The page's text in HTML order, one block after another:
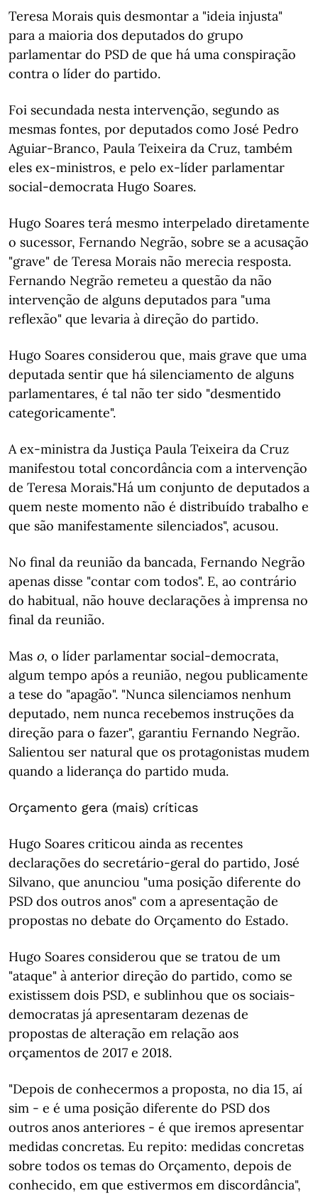
Teresa Morais quis desmontar a "ideia injusta"
para a maioria dos deputados do grupo
parlamentar do PSD de que há uma conspiração
contra o líder do partido.
Foi secundada nesta intervenção, segundo as
mesmas fontes, por deputados como José Pedro
Aguiar-Branco, Paula Teixeira da Cruz, também
eles ex-ministros, e pelo ex-líder parlamentar
social-democrata Hugo Soares.
Hugo Soares terá mesmo interpelado diretamente
o sucessor, Fernando Negrão, sobre se a acusação
"grave" de Teresa Morais não merecia resposta.
Fernando Negrão remeteu a questão da não
intervenção de alguns deputados para "uma
reflexão" que levaria à direção do partido.
Hugo Soares considerou que, mais grave que uma
deputada sentir que há silenciamento de alguns
parlamentares, é tal não ter sido "desmentido
categoricamente".
A ex-ministra da Justiça Paula Teixeira da Cruz
manifestou total concordância com a intervenção
de Teresa Morais."Há um conjunto de deputados a
quem neste momento não é distribuído trabalho e
que são manifestamente silenciados", acusou.
No final da reunião da bancada, Fernando Negrão
apenas disse "contar com todos". E, ao contrário
do habitual, não houve declarações à imprensa no
final da reunião.
Mas o, o líder parlamentar social-democrata,
algum tempo após a reunião, negou publicamente
a tese do "apagão". "Nunca silenciamos nenhum
deputado, nem nunca recebemos instruções da
direção para o fazer", garantiu Fernando Negrão.
Salientou ser natural que os protagonistas mudem
quando a liderança do partido muda.
Orçamento gera (mais) críticas
Hugo Soares criticou ainda as recentes
declarações do secretário-geral do partido, José
Silvano, que anunciou "uma posição diferente do
PSD dos outros anos" com a apresentação de
propostas no debate do Orçamento do Estado.
Hugo Soares considerou que se tratou de um
"ataque" à anterior direção do partido, como se
existissem dois PSD, e sublinhou que os sociais-
democratas já apresentaram dezenas de
propostas de alteração em relação aos
orçamentos de 2017 e 2018.
"Depois de conhecermos a proposta, no dia 15, aí
sim - e é uma posição diferente do PSD dos
outros anos anteriores - é que iremos apresentar
medidas concretas. Eu repito: medidas concretas
sobre todos os temas do Orçamento, depois de
conhecido, em que estivermos em discordância",